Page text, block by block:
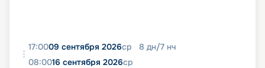
17:0009 сентября 2026ср 8 дн/7 нч
08:0016 сентября 2026ср